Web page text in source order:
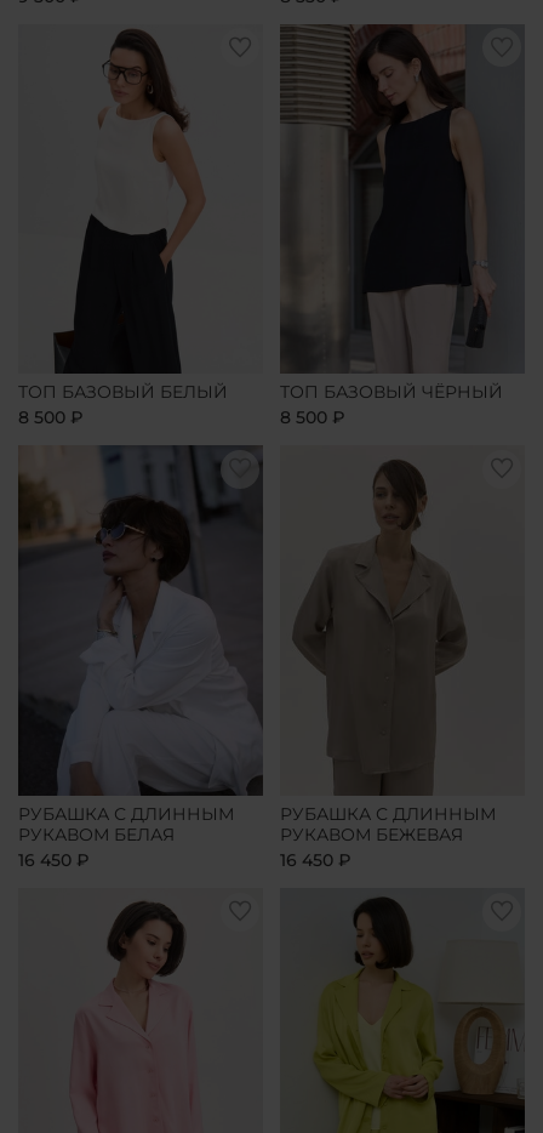
ТОП БАЗОВЫЙ БЕЛЫЙ
8 500 ₽
ТОП БАЗОВЫЙ ЧЁРНЫЙ
8 500 ₽
РУБАШКА С ДЛИННЫМ
РУКАВОМ БЕЛАЯ
16 450 ₽
РУБАШКА С ДЛИННЫМ
РУКАВОМ БЕЖЕВАЯ
16 450 ₽